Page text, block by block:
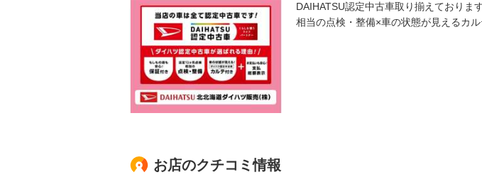
DAIHATSU認定中古車取り揃えておりま
相当の点検・整備×車の状態が見えるカル
お店のクチコミ情報